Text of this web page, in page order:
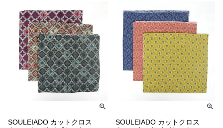
SOULEIADO カットクロス
SOULEIADO カットクロス